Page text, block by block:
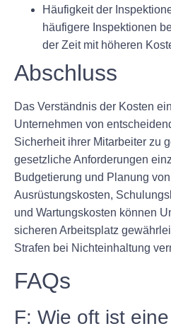
Häufigkeit der
häufigere Inspektionen
der Zeit mit höheren
Abschluss
Das Verständnis der Kosten
Unternehmen von
Sicherheit ihrer Mitarbeiter zu
gesetzliche Anforderungen
Budgetierung und Planung
Ausrüstungskosten,
und Wartungskosten können
sicheren Arbeitsplatz
Strafen bei Nichteinhaltung
FAQs
F: Wie oft ist